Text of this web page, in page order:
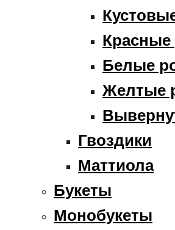
Белые
Желтые
Гвоздики
Маттиола
Букеты
Монобукеты